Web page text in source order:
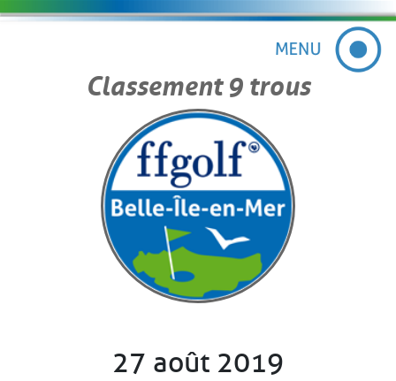
Classement 9 trous
27 août 2019